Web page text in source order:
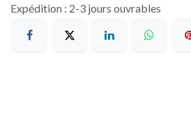
Expédition : 2-3 jours ouvrables